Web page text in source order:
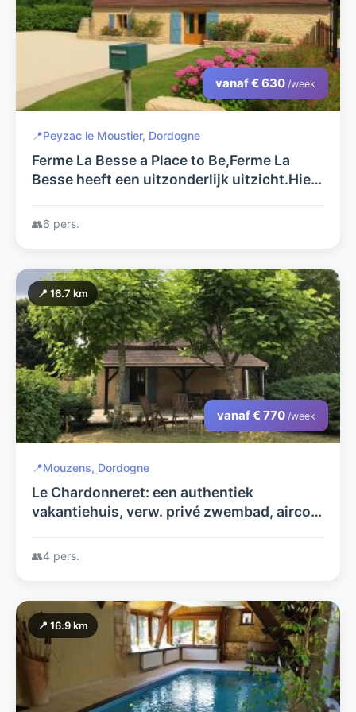
vanaf € 630 /week
📍Peyzac le Moustier, Dordogne
Ferme La Besse a Place to Be,Ferme La
Besse heeft een uitzonderlijk uitzicht.Hier
👥6 pers.
📍 16.7 km
vanaf € 770 /week
📍Mouzens, Dordogne
Le Chardonneret: een authentiek
vakantiehuis, verw. privé zwembad, airco,
beziensw+golf. Geen extra kosten!
👥4 pers.
📍 16.9 km